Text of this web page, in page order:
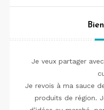
Je veux partager
Je revois à ma sauce
produits de région.